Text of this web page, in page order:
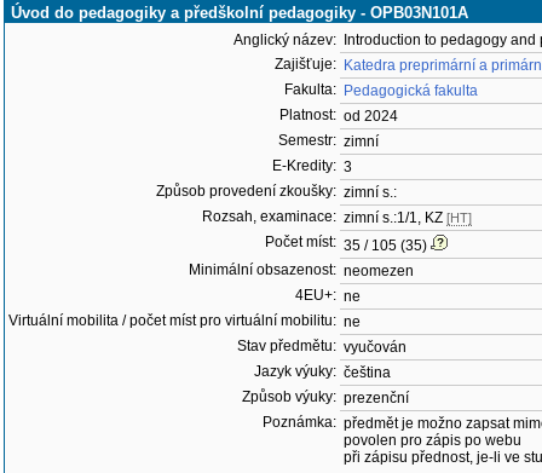
Úvod do pedagogiky a předškolní pedagogiky - OPB03N101A
Anglický název:
Introduction to pedagogy
Zajišťuje: Katedra preprimární a
Fakulta: Pedagogická fakulta
Platnost: od 2024
Semestr: zimní
E-Kredity: 3
Způsob provedení zkoušky: zimní s.:
Rozsah, examinace: zimní s.:1/1, KZ [HT]
Počet míst: 35 / 105 (35)
Minimální obsazenost: neomezen
4EU+: ne
Virtuální mobilita / počet míst pro virtuální mobilitu: ne
Stav předmětu: vyučován
Jazyk výuky: čeština
Způsob výuky: prezenční
Poznámka: předmět je možno zapsat
povolen pro zápis po webu
při zápisu přednost, je-li ve